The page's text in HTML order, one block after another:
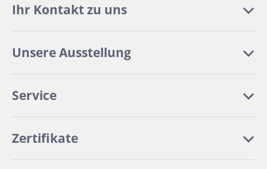
Ihr Kontakt zu uns
Unsere Ausstellung
Service
Zertifikate